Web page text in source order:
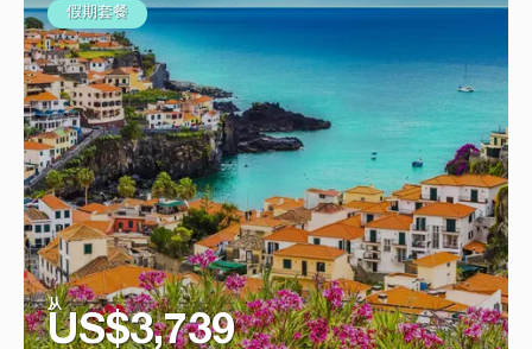
假期套餐
从
US$3,739